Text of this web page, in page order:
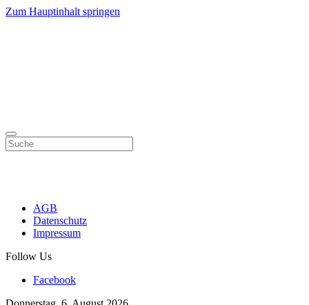
Zum Hauptinhalt springen
AGB
Datenschutz
Impressum
Follow Us
Facebook